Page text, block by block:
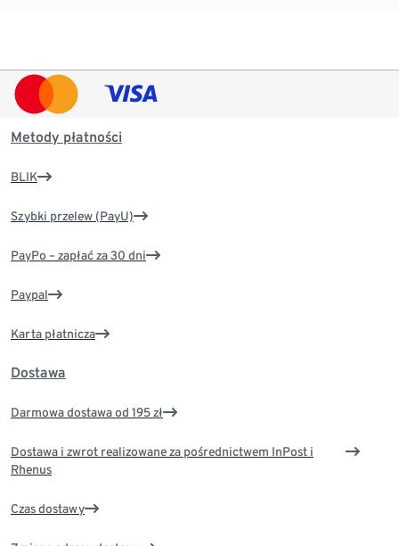
Metody płatności
BLIK
Szybki przelew (PayU)
PayPo – zapłać za 30 dni
Paypal
Karta płatnicza
Dostawa
Darmowa dostawa od 195 zł
Dostawa i zwrot realizowane za pośrednictwem InPost i
Rhenus
Czas dostawy